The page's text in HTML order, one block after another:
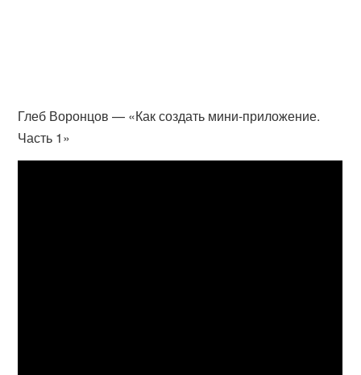
Глеб Воронцов — «Как создать мини-приложение.
Часть 1»